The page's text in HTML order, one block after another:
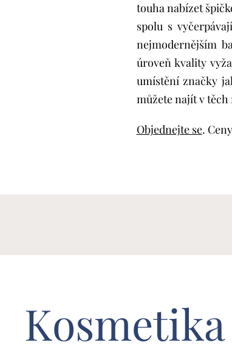
touha nabízet
spolu s
nejmodernějším
úroveň kvality
umístění značky
můžete najít v těch
Objednejte se.